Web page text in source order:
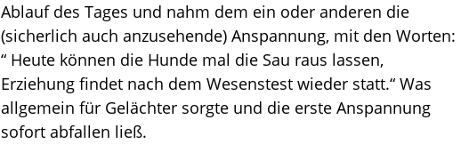
Ablauf des Tages und nahm dem ein oder anderen die
(sicherlich auch anzusehende) Anspannung, mit den Worten:
“ Heute können die Hunde mal die Sau raus lassen,
Erziehung findet nach dem Wesenstest wieder statt.“ Was
allgemein für Gelächter sorgte und die erste Anspannung
sofort abfallen ließ.